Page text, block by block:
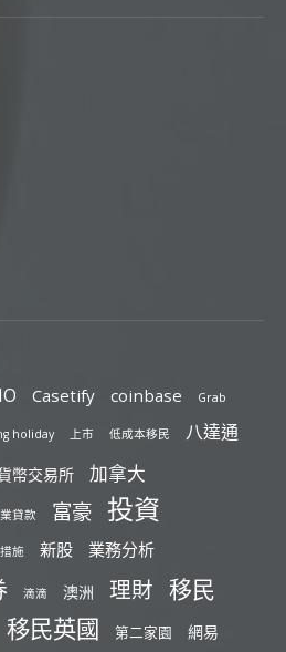
Casetify coinbase Grab
holiday 上市 低成本移民 八達通
幣交易所 加拿大
貸款 富豪 投資
施 新股 業務分析
滴滴 澳洲 理財 移民
移民英國 第二家園 網易